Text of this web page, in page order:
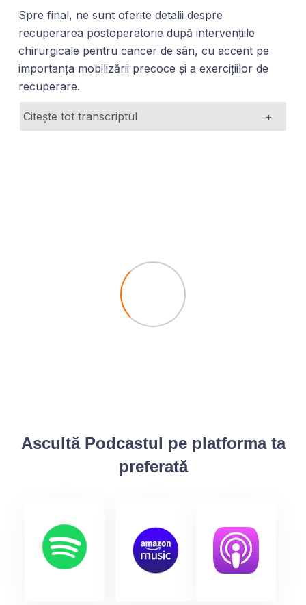
Spre final, ne sunt oferite detalii despre
recuperarea postoperatorie după intervențiile
chirurgicale pentru cancer de sân, cu accent pe
importanța mobilizării precoce și a exercițiilor de
recuperare.
Citește tot transcriptul
Ascultă Podcastul pe platforma ta
preferată